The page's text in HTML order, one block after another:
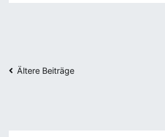
Beitragsnavigation
Ältere Beiträge